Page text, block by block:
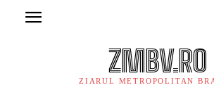
ZMBV.RO
ZIARUL METROPOLITAN